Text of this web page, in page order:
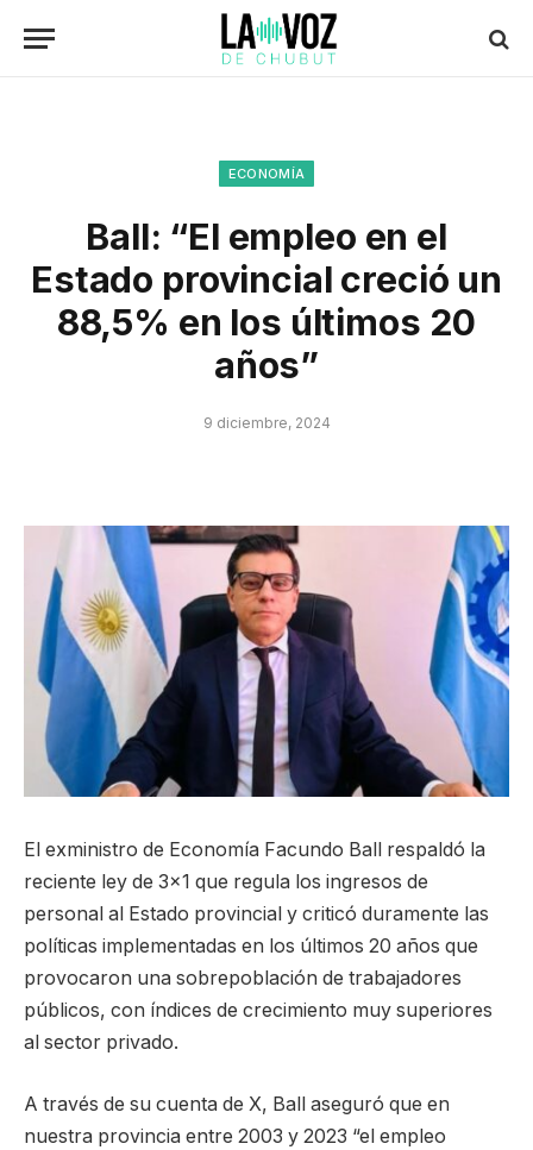
ECONOMÍA
Ball: “El empleo en el
Estado provincial creció un
88,5% en los últimos 20
años”
9 diciembre, 2024
El exministro de Economía Facundo Ball respaldó la
reciente ley de 3×1 que regula los ingresos de
personal al Estado provincial y criticó duramente las
políticas implementadas en los últimos 20 años que
provocaron una sobrepoblación de trabajadores
públicos, con índices de crecimiento muy superiores
al sector privado.
A través de su cuenta de X, Ball aseguró que en
nuestra provincia entre 2003 y 2023 “el empleo